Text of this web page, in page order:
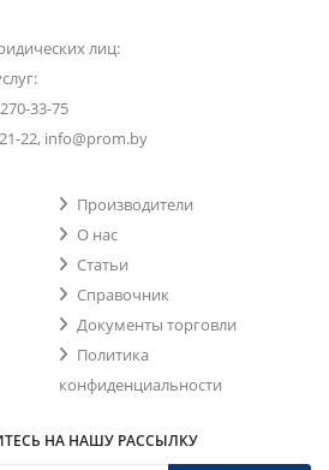
лиц:
33-75
22, info@prom.by
Производители
О нас
Статьи
Справочник
Документы торговли
Политика
конфиденциальности
НА НАШУ РАССЫЛКУ